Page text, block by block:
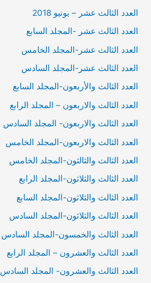
العدد الثالث عشر – يونيو 2018
العدد الثالث عشر -المجلد السابع
العدد الثالث عشر-المجلد الخامس
العدد الثالث عشر-المجلد السادس
العدد الثالث والأربعون-المجلد السابع
العدد الثالث والاربعون – المجلد الرابع
العدد الثالث والاربعون- المجلد السادس
العدد الثالث والاربعون-المجلد الخامس
العدد الثالث والثالثون-المجلد الخامس
العدد الثالث والثلاثون-المجلد الرابع
العدد الثالث والثلاثون-المجلد السابع
العدد الثالث والثلاثون-المجلد السادس
العدد الثالث والخمسون-المجلد السادس
العدد الثالث والعشرون – المجلد الرابع
العدد الثالث والعشرون- المجلد السادس